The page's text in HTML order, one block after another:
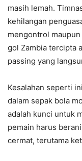
masih lemah.
kehilangan
mengontrol
gol Zambia tercipta
passing yang
Kesalahan seperti
dalam sepak bola
adalah kunci untuk
pemain harus
cermat, terutama